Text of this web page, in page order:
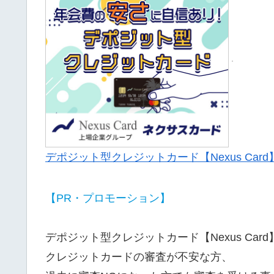
デポジット型クレジットカード【Nexus Card
【PR・プロモーション】
デポジット型クレジットカード【Nexus Card
クレジットカードの審査が不安な方、